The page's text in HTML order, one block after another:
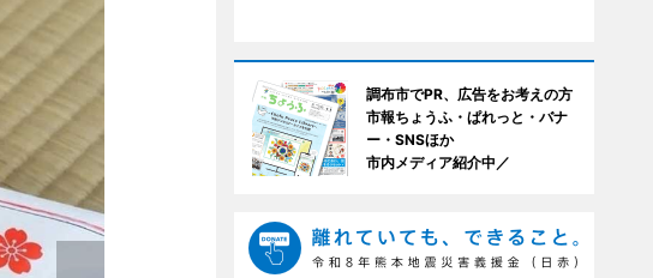
調布市でPR、広告をお考えの方
市報ちょうふ・ぱれっと・バナ
ー・SNSほか
市内メディア紹介中／